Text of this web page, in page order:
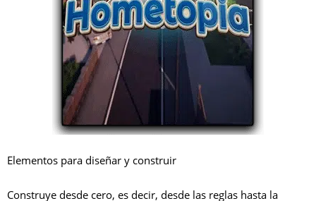
Elementos para diseñar y construir
Construye desde cero, es decir, desde las reglas hasta la